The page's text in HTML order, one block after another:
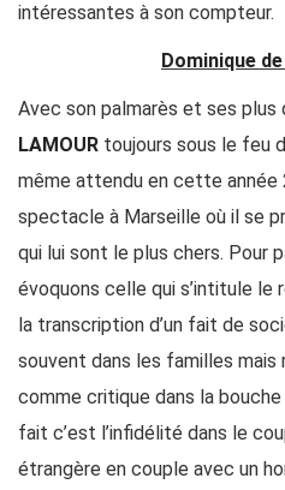
intéressantes à son compteur.
Dominique
Avec son palmarès et ses plus
LAMOUR toujours sous le feu
même attendu en cette année
spectacle à Marseille où il se
qui lui sont le plus chers. Pour
évoquons celle qui s’intitule le
la transcription d’un fait de
souvent dans les familles
comme critique dans la
fait c’est l’infidélité dans le
étrangère en couple avec un